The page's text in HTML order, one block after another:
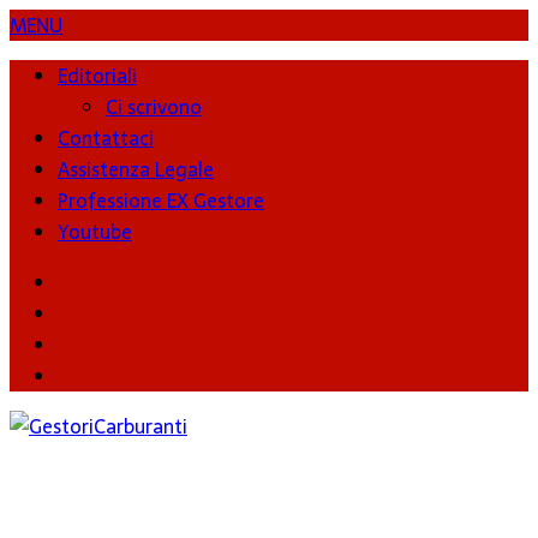
MENU
Editoriali
Ci scrivono
Contattaci
Assistenza Legale
Professione EX Gestore
Youtube